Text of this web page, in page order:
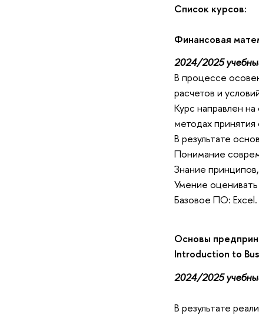
Список курсов:
Финансовая
2024/2025
В процессе
расчетов и
Курс направлен
методах
В результате
Понимание
Знание
Умение
Базовое ПО: Excel.
Основы
Introduction to
2024/2025
В результате